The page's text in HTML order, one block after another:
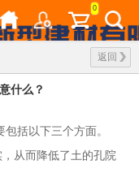
0
返回
什么？
括以下三个方面。
从而降低了土的孔院